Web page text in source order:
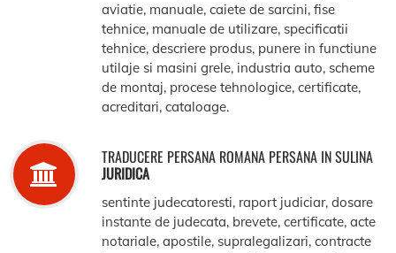
aviatie, manuale, caiete de sarcini, fise
tehnice, manuale de utilizare, specificatii
tehnice, descriere produs, punere in functiune
utilaje si masini grele, industria auto, scheme
de montaj, procese tehnologice, certificate,
acreditari, cataloage.
TRADUCERE PERSANA ROMANA PERSANA IN SULINA
JURIDICA
sentinte judecatoresti, raport judiciar, dosare
instante de judecata, brevete, certificate, acte
notariale, apostile, supralegalizari, contracte